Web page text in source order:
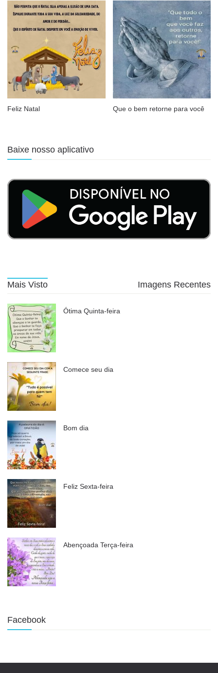
Feliz Natal Que o bem retorne para você
Baixe nosso aplicativo
Mais Visto Imagens Recentes
Ótima Quinta-feira
Comece seu dia
Bom dia
Feliz Sexta-feira
Abençoada Terça-feira
Facebook